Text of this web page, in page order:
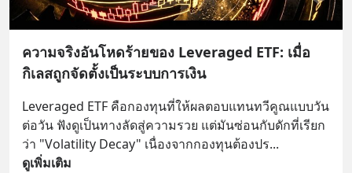
ความจริงอันโหดร้ายของ Leveraged ETF: เมื่อ
กิเลสถูกจัดตั้งเป็นระบบการเงิน
Leveraged ETF คือกองทุนที่ให้ผลตอบแทนทวีคูณแบบวัน
ต่อวัน ฟังดูเป็นทางลัดสู่ความรวย แต่มันซ่อนกับดักที่เรียก
ว่า "Volatility Decay" เนื่องจากกองทุนต้องปร...
ดูเพิ่มเติม